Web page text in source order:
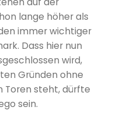
lange höher als
immer wichtiger
Dass hier nun
wird,
Gründen ohne
Toren steht, dürfte
sein.